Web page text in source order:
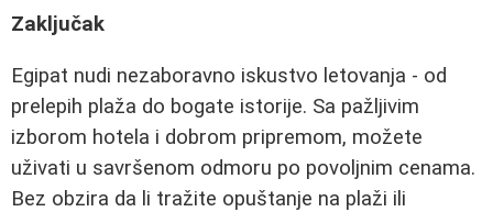
Zaključak
Egipat nudi nezaboravno iskustvo letovanja - od
prelepih plaža do bogate istorije. Sa pažljivim
izborom hotela i dobrom pripremom, možete
uživati u savršenom odmoru po povoljnim cenama.
Bez obzira da li tražite opuštanje na plaži ili